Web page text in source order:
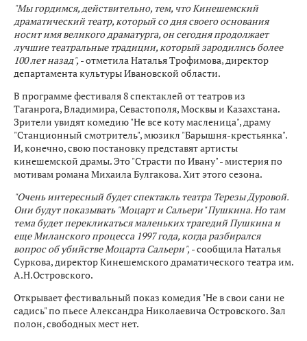
"Мы гордимся, действительно, тем, что Кинешемский
драматический театр, который со дня своего основания
носит имя великого драматурга, он сегодня продолжает
лучшие театральные традиции, который зародились более
100 лет назад", - отметила Наталья Трофимова, директор
департамента культуры Ивановской области.
В программе фестиваля 8 спектаклей от театров из
Таганрога, Владимира, Севастополя, Москвы и Казахстана.
Зрители увидят комедию "Не все коту масленица", драму
"Станционный смотритель", мюзикл "Барышня-крестьянка".
И, конечно, свою постановку представят артисты
кинешемской драмы. Это "Страсти по Ивану" - мистерия по
мотивам романа Михаила Булгакова. Хит этого сезона.
"Очень интересный будет спектакль театра Терезы Дуровой.
Они будут показывать "Моцарт и Сальери" Пушкина. Но там
тема будет перекликаться маленьких трагедий Пушкина и
еще Миланского процесса 1997 года, когда разбирался
вопрос об убийстве Моцарта Сальери", - сообщила Наталья
Суркова, директор Кинешемского драматического театра им.
А.Н.Островского.
Открывает фестивальный показ комедия "Не в свои сани не
садись" по пьесе Александра Николаевича Островского. Зал
полон, свободных мест нет.